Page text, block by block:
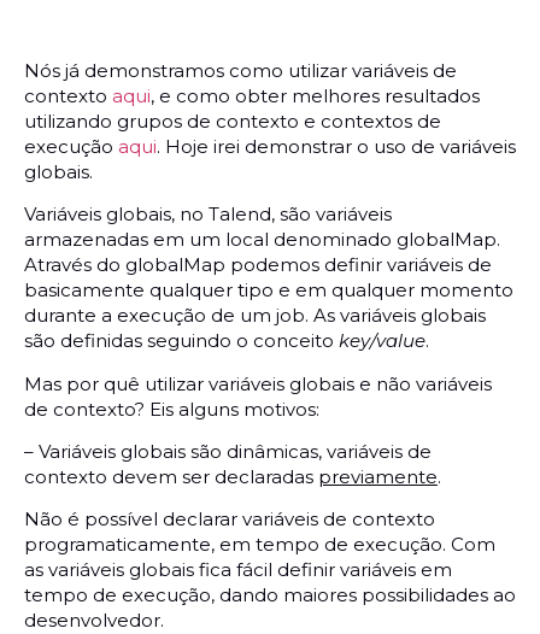
Nós já demonstramos como utilizar variáveis de
contexto aqui, e como obter melhores resultados
utilizando grupos de contexto e contextos de
execução aqui. Hoje irei demonstrar o uso de variáveis
globais.
Variáveis globais, no Talend, são variáveis
armazenadas em um local denominado globalMap.
Através do globalMap podemos definir variáveis de
basicamente qualquer tipo e em qualquer momento
durante a execução de um job. As variáveis globais
são definidas seguindo o conceito key/value.
Mas por quê utilizar variáveis globais e não variáveis
de contexto? Eis alguns motivos:
– Variáveis globais são dinâmicas, variáveis de
contexto devem ser declaradas previamente.
Não é possível declarar variáveis de contexto
programaticamente, em tempo de execução. Com
as variáveis globais fica fácil definir variáveis em
tempo de execução, dando maiores possibilidades ao
desenvolvedor.